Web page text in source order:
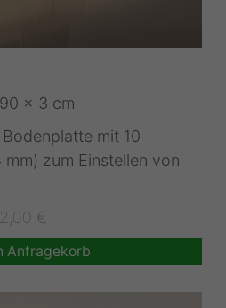
x 3 cm
mit 10
mm) zum Einstellen von
€
Anfragekorb